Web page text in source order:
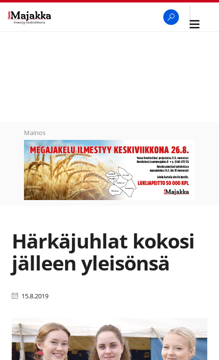
Avaa
Mainos
Härkäjuhlat kokosi
jälleen yleisönsä
15.8.2019